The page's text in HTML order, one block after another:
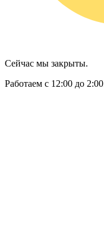
Сейчас мы закрыты.
Работаем с 12:00 до